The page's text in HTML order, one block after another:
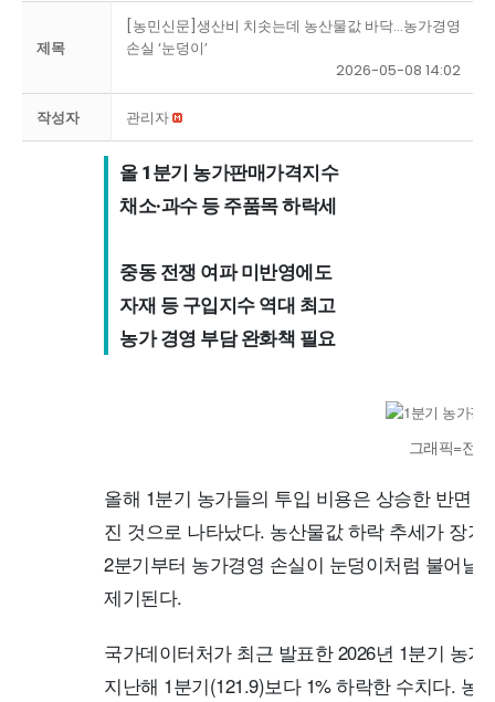
제목
[농민신문]생산비 치솟는데 농산물값 바닥…농가경영
손실 ‘눈덩이’
2026-05-08 14:02
작성자 관리자
올 1분기 농가판매가격지수
채소·과수 등 주품목 하락세
중동 전쟁 여파 미반영에도
자재 등 구입지수 역대 최고
농가 경영 부담 완화책 필요
그래픽=전
올해 1분기 농가들의 투입 비용은 상승한 반면
진 것으로 나타났다. 농산물값 하락 추세가 장
2분기부터 농가경영 손실이 눈덩이처럼 불어날
제기된다.
국가데이터처가 최근 발표한 2026년 1분기 농
지난해 1분기(121.9)보다 1% 하락한 수치다. 농